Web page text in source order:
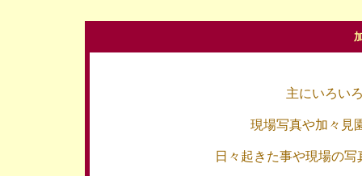
主にいろい
現場写真や加々見
日々起きた事や現場の